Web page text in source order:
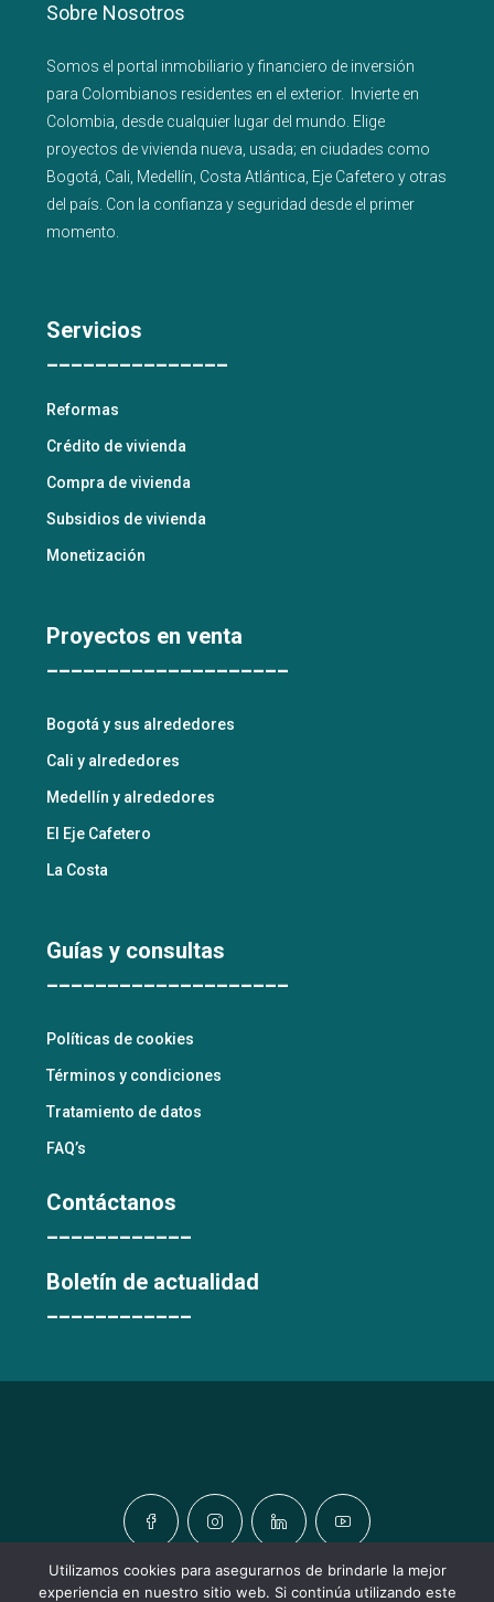
Sobre Nosotros
Somos el portal inmobiliario yfinanciero de inversión
para Colombianos residentes en el exterior.
Invierte en
Colombia, desde cualquier lugar del mundo. Elige
proyectos devivienda nueva usada; en ciudades como
Bogotá Cali Medellín Costa Atlántica Eje Cafetero y otras
del país . Con la confianza y seguridad desde el primer
momento.
Servicios
_______________
Reformas
Crédito de vivienda
Compra de vivienda
Subsidios de vivienda
Monetización
Proyectos en venta
____________________
Bogotá y sus alrededores
Cali y alrededores
Medellín y alrededores
El Eje Cafetero
La Costa
Guías y consultas
____________________
Políticas de cookies
Términos y condiciones
Tratamiento de datos
FAQ’s
Contáctanos
____________
Boletín de actualidad
____________
© TODOS LOS DERECHOS RESERVADOS © URBATIC HOMES
Utilizamos cookies para asegurarnos de brindarle la mejor
experiencia en nuestro sitio web. Si continúa utilizando este